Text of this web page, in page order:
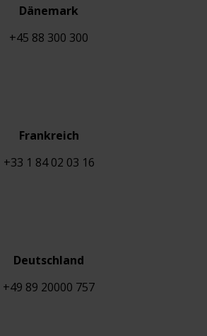
Dänemark
+45 88 300 300
Frankreich
+33 1 84 02 03 16
Deutschland
+49 89 20000 757